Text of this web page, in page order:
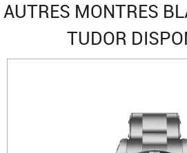
AUTRES MONTRES
TUDOR